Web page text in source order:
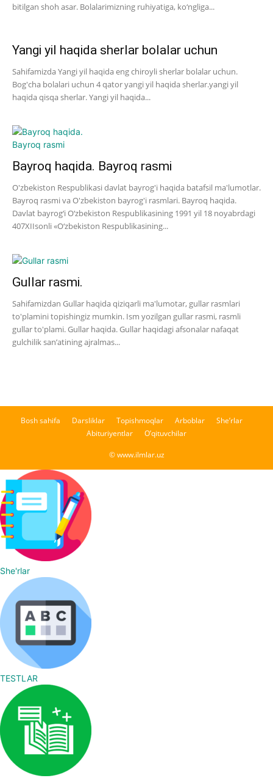
bitilgan shoh asar. Bolalarimizning ruhiyatiga, ko‘ngliga...
Yangi yil haqida sherlar bolalar uchun
Sahifamizda Yangi yil haqida eng chiroyli sherlar bolalar uchun.
Bog'cha bolalari uchun 4 qator yangi yil haqida sherlar.yangi yil
haqida qisqa sherlar. Yangi yil haqida...
Bayroq haqida. Bayroq rasmi
O'zbekiston Respublikasi davlat bayrog'i haqida batafsil ma'lumotlar.
Bayroq rasmi va O'zbekiston bayrog'i rasmlari. Bayroq haqida.
Davlat bayrog‘i O‘zbekiston Respublikasining 1991 yil 18 noyabrdagi
407­XII­sonli «O‘zbekiston Respublikasining...
Gullar rasmi.
Sahifamizdan Gullar haqida qiziqarli ma'lumotar, gullar rasmlari
to'plamini topishingiz mumkin. Ism yozilgan gullar rasmi, rasmli
gullar to'plami. Gullar haqida. Gullar haqidagi afsonalar nafaqat
gulchilik san’atining ajralmas...
Bosh sahifa Darsliklar Topishmoqlar Arboblar
She’rlar
Abituriyentlar
O’qituvchilar
© www.ilmlar.uz
She'rlar
TESTLAR